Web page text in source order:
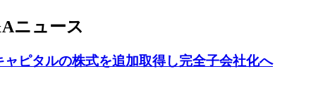
ニュース
ピタルの株式を追加取得し完全子会社化へ